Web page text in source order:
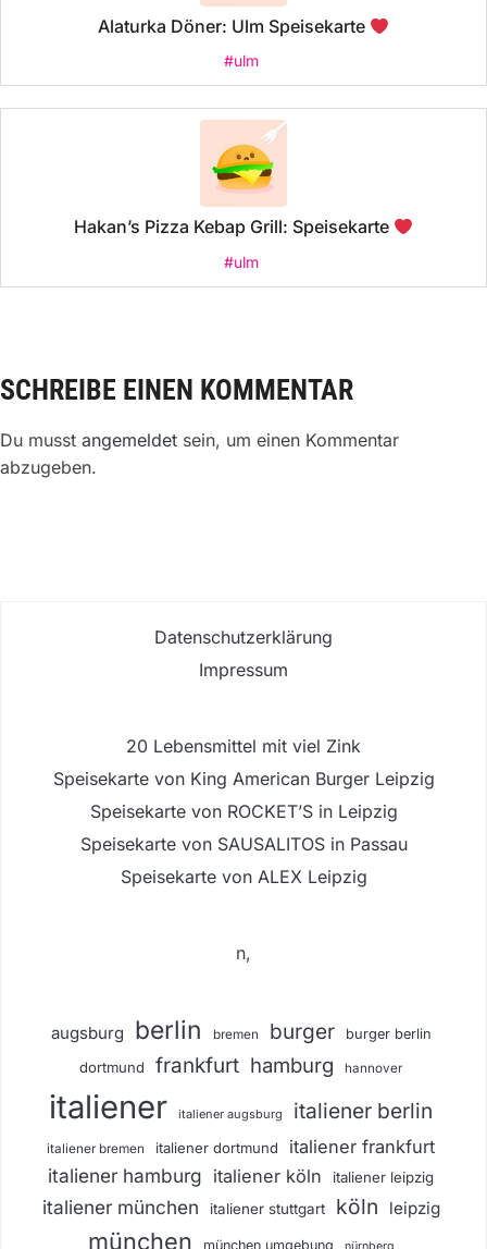
Alaturka Döner: Ulm Speisekarte
#ulm
Hakan’s Pizza Kebap Grill: Speisekarte
#ulm
SCHREIBE EINEN KOMMENTAR
Du musst angemeldet sein, um einen Kommentar
abzugeben.
Datenschutzerklärung
Impressum
20 Lebensmittel mit viel Zink
Speisekarte von King American Burger Leipzig
Speisekarte von ROCKET’S in Leipzig
Speisekarte von SAUSALITOS in Passau
Speisekarte von ALEX Leipzig
n,
augsburg berlin bremen burger burger berlin
dortmund frankfurt hamburg hannover
italiener italiener augsburg italiener berlin
italiener bremen italiener dortmund italiener frankfurt
italiener hamburg italiener köln italiener leipzig
italiener münchen italiener stuttgart köln leipzig
münchen münchen umgebung nürnberg